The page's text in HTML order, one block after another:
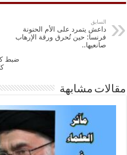
السابق
داعش يتمرد على الأم الحنونة
فرنسا: حين تُحرق ورقة الإرهاب
صانعيها..
ضبط
مقالات مشابهة